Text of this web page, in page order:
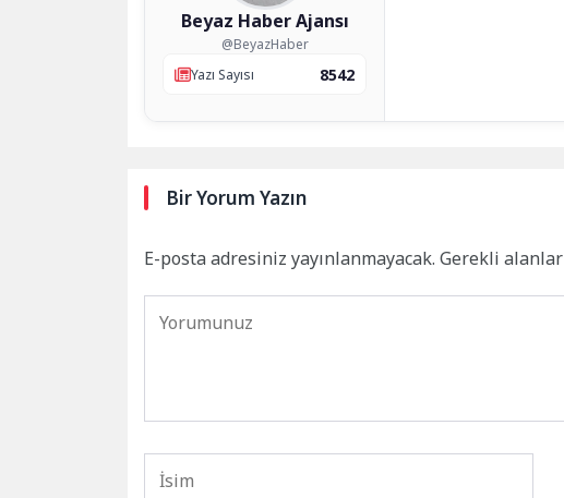
Beyaz Haber Ajansı
@BeyazHaber
Yazı Sayısı
8542
Bir Yorum Yazın
E-posta adresiniz yayınlanmayacak. Gerekli alanlar